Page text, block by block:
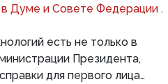
Думе и Совете Федерации .
есть не только в
Президента,
для первого лица…